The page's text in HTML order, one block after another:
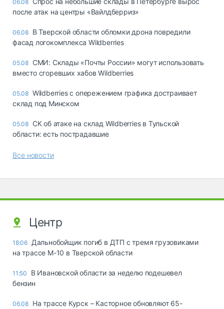
06.08
после атак на центры «Вайлдберриз»
06.08 В Тверской области обломки дрона повредили
фасад логокомплекса Wildberries
05.08 СМИ: Склады «Почты России» могут использовать
вместо сгоревших хабов Wildberries
05.08 Wildberries с опережением графика достраивает
склад под Минском
05.08 СК об атаке на склад Wildberries в Тульской
области: есть пострадавшие
Все новости
Центр
18:06 Дальнобойщик погиб в ДТП с тремя грузовиками
на трассе М-10 в Тверской области
11:50
В Ивановской области за неделю подешевел
бензин
06.08 На трассе Курск – Касторное обновляют 65-